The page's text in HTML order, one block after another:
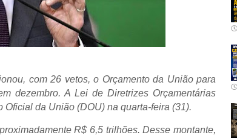
com 26 vetos, o Orçamento da União para
dezembro. A Lei de Diretrizes Orçamentárias
da União (DOU) na quarta-feira (31).
R$ 6,5 trilhões. Desse montante,